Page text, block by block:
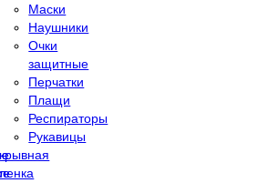
Маски
Наушники
Очки
защитные
Перчатки
Плащи
Респираторы
Рукавицы